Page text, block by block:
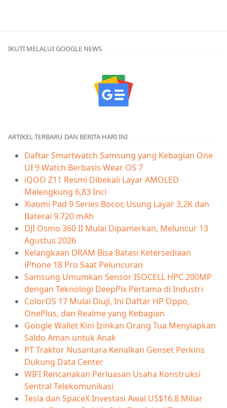
IKUTI MELALUI GOOGLE NEWS
ARTIKEL TERBARU DAN BERITA HARI INI
Daftar Smartwatch Samsung yang Kebagian One
UI 9 Watch Berbasis Wear OS 7
iQOO Z11 Resmi Dibekali Layar AMOLED
Melengkung 6,83 Inci
Xiaomi Pad 9 Series Bocor, Usung Layar 3,2K dan
Baterai 9.720 mAh
DJI Osmo 360 II Mulai Dipamerkan, Meluncur 13
Agustus 2026
Kelangkaan DRAM Bisa Batasi Ketersediaan
iPhone 18 Pro Saat Peluncuran
Samsung Umumkan Sensor ISOCELL HPC 200MP
dengan Teknologi DeepPix Pertama di Industri
ColorOS 17 Mulai Diuji, Ini Daftar HP Oppo,
OnePlus, dan Realme yang Kebagian
Google Wallet Kini Izinkan Orang Tua Menyiapkan
Saldo Aman untuk Anak
PT Traktor Nusantara Kenalkan Genset Perkins
Dukung Data Center
WIFI Rencanakan Perluasan Usaha Konstruksi
Sentral Telekomunikasi
Tesla dan SpaceX Investasi Awal US$16,8 Miliar